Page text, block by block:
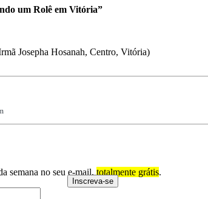
um Rolê em Vitória”
Josepha Hosanah, Centro, Vitória)
semana no seu e-mail, totalmente grátis.